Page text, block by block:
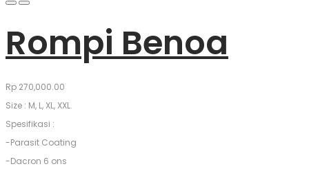
Rompi Benoa
Rp 270,000.00
Size : M, L, XL, XXL.
Spesifikasi :
-Parasit Coating
-Dacron 6 ons